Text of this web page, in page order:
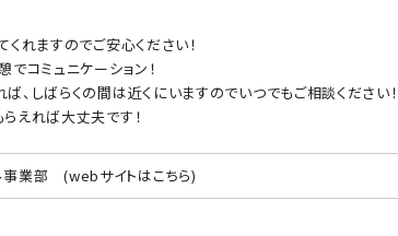
れますのでご安心ください！
でコミュニケーション！
、しばらくの間は近くにいますのでいつでもご相談ください！
えれば大丈夫です！
ル事業部(webサイトはこちら)